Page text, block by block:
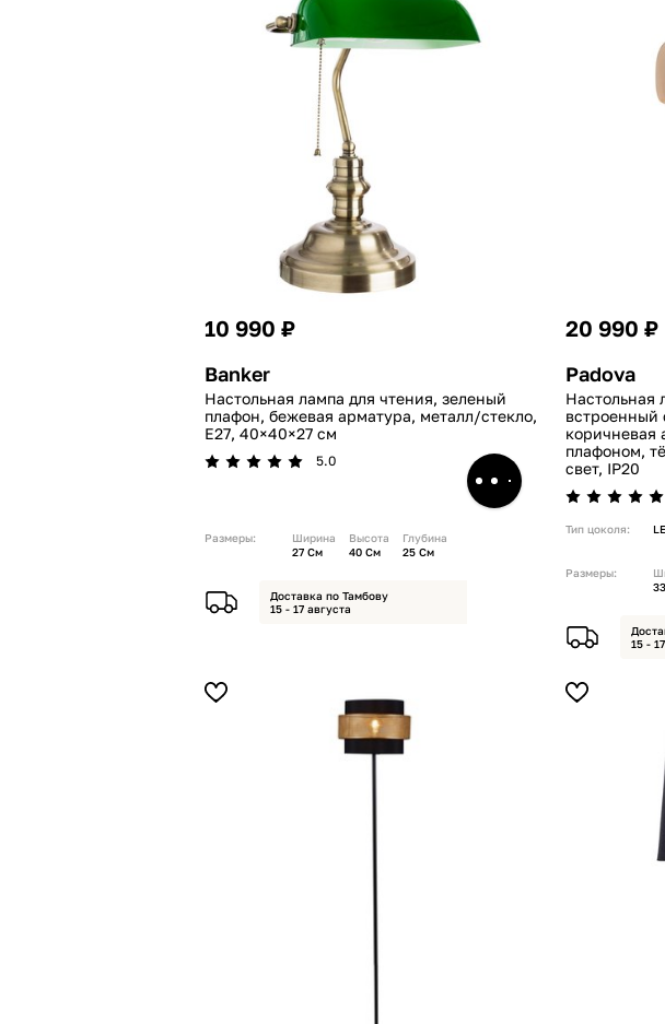
10 990 ₽
Banker
Настольная лампа для чтения, зеленый
плафон, бежевая арматура, металл/стекло,
E27, 40×40×27 см
5.0
Размеры:
Ширина
27 См
Высота
40 См
Глубина
25 См
Доставка по Тамбову
15 - 17 августа
20 990 ₽
Padova
Настольная
встроенный
коричневая
плафоном,
свет, IP20
Тип цоколя:
Размеры:
15 -